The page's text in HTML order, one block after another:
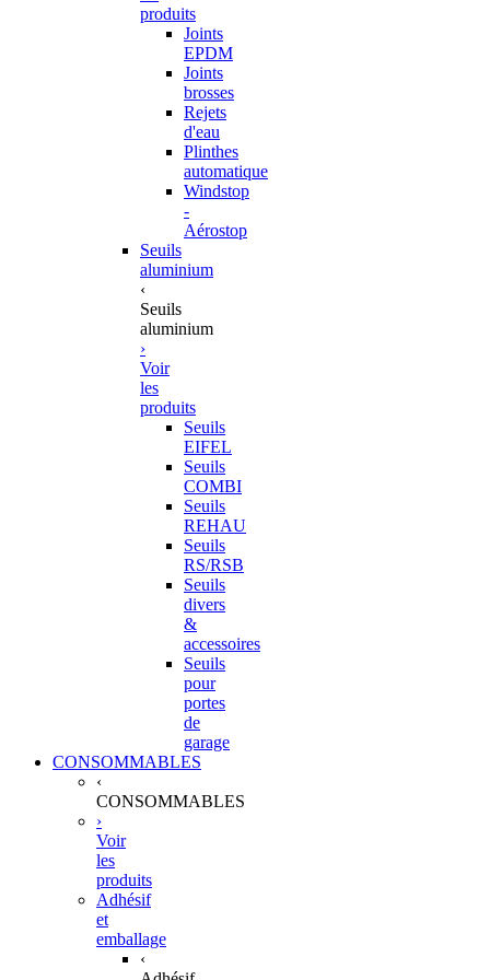
produits
Joints
EPDM
Joints
brosses
Rejets
d'eau
Plinthes
automatique
Windstop
-
Aérostop
Seuils
aluminium
‹
Seuils
aluminium
›
Voir
les
produits
Seuils
EIFEL
Seuils
COMBI
Seuils
REHAU
Seuils
RS/RSB
Seuils
divers
&
accessoires
Seuils
pour
portes
de
garage
CONSOMMABLES
‹
CONSOMMABLES
›
Voir
les
produits
Adhésif
et
emballage
‹